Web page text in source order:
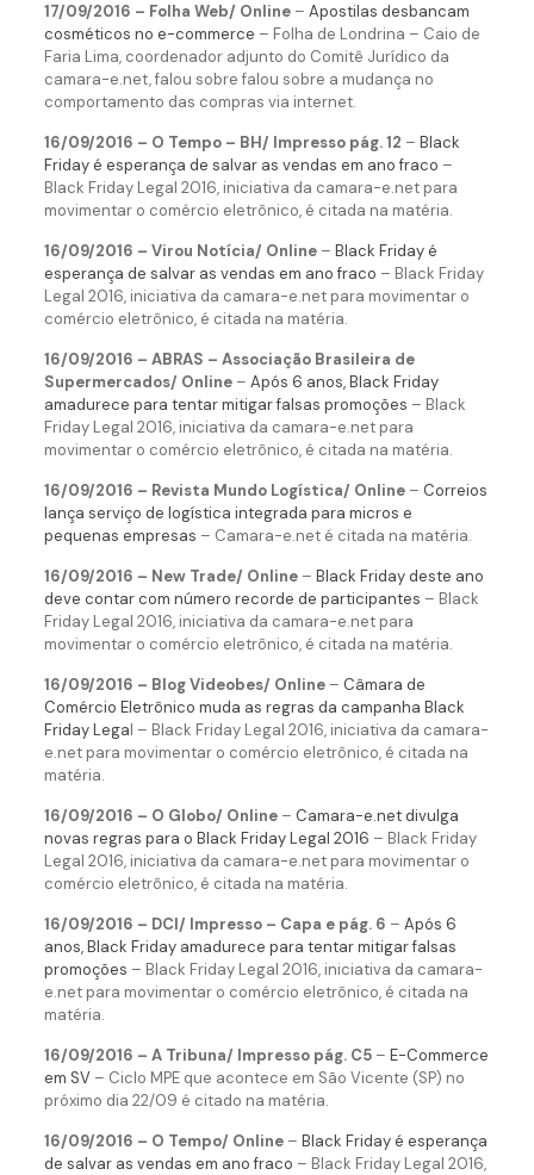
17/09/2016 – Folha Web/ Online– Apostilas desbancam
cosméticos no e-commerce – Folha de Londrina – Caio de
Faria Lima, coordenador adjunto do Comitê Jurídico da
camara-e.net, falou sobre falou sobre a mudança no
comportamento das compras via internet.
16/09/2016 – O Tempo – BH/ Impresso pág. 12 – Black
Friday é esperança de salvar as vendas em ano fraco –
Black Friday Legal 2016, iniciativa da camara-e.net para
movimentar o comércio eletrônico, é citada na matéria.
16/09/2016 – Virou Notícia/ Online– Black Friday é
esperança de salvar as vendas em ano fraco – Black Friday
Legal 2016, iniciativa da camara-e.net para movimentar o
comércio eletrônico, é citada na matéria.
16/09/2016 – ABRAS – Associação Brasileira de
Supermercados/ Online– Após 6 anos, Black Friday
amadurece para tentar mitigar falsas promoções – Black
Friday Legal 2016, iniciativa da camara-e.net para
movimentar o comércio eletrônico, é citada na matéria.
16/09/2016 – Revista Mundo Logística/ Online– Correios
lança serviço de logística integrada para micros e
pequenas empresas – Camara-e.net é citada na matéria.
16/09/2016 – New Trade/ Online– Black Friday deste ano
deve contar com número recorde de participantes – Black
Friday Legal 2016, iniciativa da camara-e.net para
movimentar o comércio eletrônico, é citada na matéria.
16/09/2016 – Blog Videobes/ Online– Câmara de
Comércio Eletrônico muda as regras da campanha Black
Friday Legal – Black Friday Legal 2016, iniciativa da camara-
e.net para movimentar o comércio eletrônico, é citada na
matéria.
16/09/2016 – O Globo/ Online– Camara-e.net divulga
novas regras para o Black Friday Legal 2016 – Black Friday
Legal 2016, iniciativa da camara-e.net para movimentar o
comércio eletrônico, é citada na matéria.
16/09/2016 – DCI/ Impresso – Capa e pág. 6 – Após 6
anos, Black Friday amadurece para tentar mitigar falsas
promoções – Black Friday Legal 2016, iniciativa da camara-
e.net para movimentar o comércio eletrônico, é citada na
matéria.
16/09/2016 – A Tribuna/ Impresso pág. C5– E-Commerce
em SV– Ciclo MPE que acontece em São Vicente (SP) no
próximo dia 22/09 é citado na matéria.
16/09/2016 – O Tempo/ Online– Black Friday é esperança
de salvar as vendas em ano fraco – Black Friday Legal 2016,